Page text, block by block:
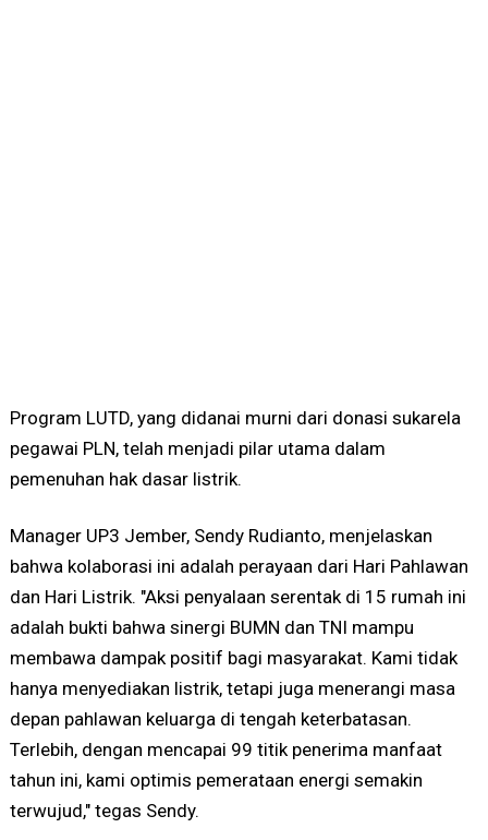
Program LUTD, yang didanai murni dari donasi sukarela
pegawai PLN, telah menjadi pilar utama dalam
pemenuhan hak dasar listrik.
Manager UP3 Jember, Sendy Rudianto, menjelaskan
bahwa kolaborasi ini adalah perayaan dari Hari Pahlawan
dan Hari Listrik. "Aksi penyalaan serentak di 15 rumah ini
adalah bukti bahwa sinergi BUMN dan TNI mampu
membawa dampak positif bagi masyarakat. Kami tidak
hanya menyediakan listrik, tetapi juga menerangi masa
depan pahlawan keluarga di tengah keterbatasan.
Terlebih, dengan mencapai 99 titik penerima manfaat
tahun ini, kami optimis pemerataan energi semakin
terwujud," tegas Sendy.